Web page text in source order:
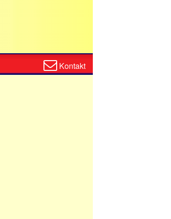
Kontaktformular
Kontakt